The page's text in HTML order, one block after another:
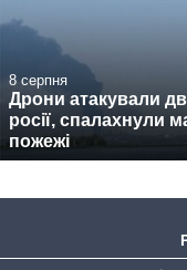
8 серпня
Дрони атакували
росії, спалахнули
пожежі